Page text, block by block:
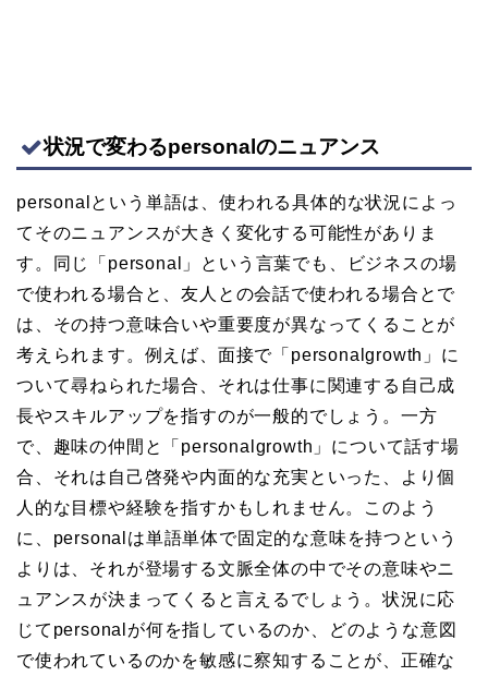
状況で変わるpersonalのニュアンス
personalという単語は、使われる具体的な状況によっ
てそのニュアンスが大きく変化する可能性がありま
す。同じ「personal」という言葉でも、ビジネスの場
で使われる場合と、友人との会話で使われる場合とで
は、その持つ意味合いや重要度が異なってくることが
考えられます。例えば、面接で「personalgrowth」に
ついて尋ねられた場合、それは仕事に関連する自己成
長やスキルアップを指すのが一般的でしょう。一方
で、趣味の仲間と「personalgrowth」について話す場
合、それは自己啓発や内面的な充実といった、より個
人的な目標や経験を指すかもしれません。このよう
に、personalは単語単体で固定的な意味を持つという
よりは、それが登場する文脈全体の中でその意味やニ
ュアンスが決まってくると言えるでしょう。状況に応
じてpersonalが何を指しているのか、どのような意図
で使われているのかを敏感に察知することが、正確な